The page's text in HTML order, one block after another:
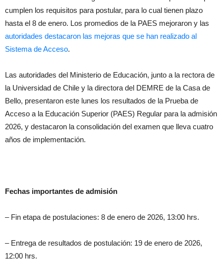
cumplen los requisitos para postular, para lo cual tienen plazo
hasta el 8 de enero. Los promedios de la PAES mejoraron y las
autoridades destacaron las mejoras que se han realizado al
Sistema de Acceso.
Las autoridades del Ministerio de Educación, junto a la rectora de
la Universidad de Chile y la directora del DEMRE de la Casa de
Bello, presentaron este lunes los resultados de la Prueba de
Acceso a la Educación Superior (PAES) Regular para la admisión
2026, y destacaron la consolidación del examen que lleva cuatro
años de implementación.
Fechas importantes de admisión
– Fin etapa de postulaciones: 8 de enero de 2026, 13:00 hrs.
– Entrega de resultados de postulación: 19 de enero de 2026,
12:00 hrs.